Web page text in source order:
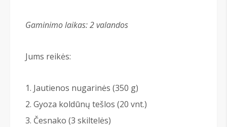
Gaminimo laikas: 2 valandos
Jums reikės:
Jautienos nugarinės (350 g)
Gyoza koldūnų tešlos (20 vnt.)
Česnako (3 skiltelės)